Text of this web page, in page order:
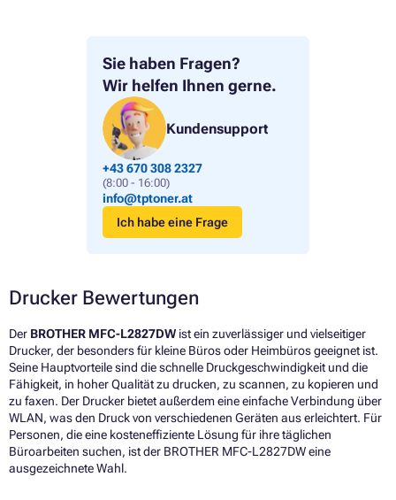
Sie haben Fragen?
Wir helfen Ihnen gerne.
Kundensupport
+43 670 308 2327
(8:00 - 16:00)
info@tptoner.at
Ich habe eine Frage
Drucker Bewertungen
Der BROTHER MFC-L2827DW ist ein zuverlässiger und vielseitiger
Drucker, der besonders für kleine Büros oder Heimbüros geeignet ist.
Seine Hauptvorteile sind die schnelle Druckgeschwindigkeit und die
Fähigkeit, in hoher Qualität zu drucken, zu scannen, zu kopieren und
zu faxen. Der Drucker bietet außerdem eine einfache Verbindung über
WLAN, was den Druck von verschiedenen Geräten aus erleichtert. Für
Personen, die eine kosteneffiziente Lösung für ihre täglichen
Büroarbeiten suchen, ist der BROTHER MFC-L2827DW eine
ausgezeichnete Wahl.